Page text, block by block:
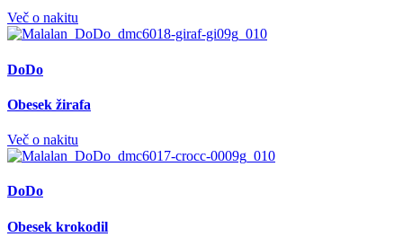
Več o nakitu
DoDo
Obesek žirafa
Več o nakitu
DoDo
Obesek krokodil